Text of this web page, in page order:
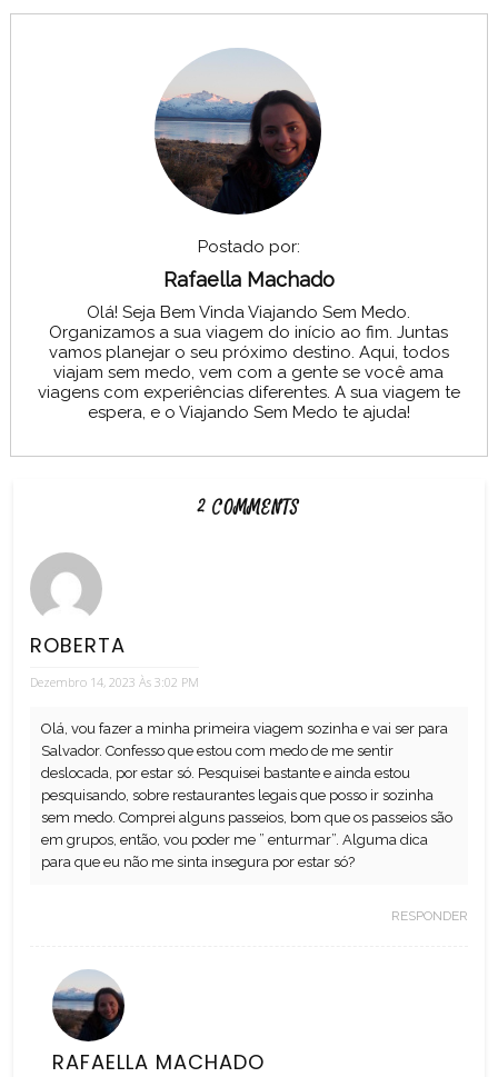
Postado por:
Rafaella Machado
Olá! Seja Bem Vinda Viajando Sem Medo.
Organizamos a sua viagem do início ao fim. Juntas
vamos planejar o seu próximo destino. Aqui, todos
viajam sem medo, vem com a gente se você ama
viagens com experiências diferentes. A sua viagem te
espera, e o Viajando Sem Medo te ajuda!
2 COMMENTS
ROBERTA
Dezembro 14, 2023 Às 3:02 PM
Olá, vou fazer a minha primeira viagem sozinha e vai ser para
Salvador. Confesso que estou com medo de me sentir
deslocada, por estar só. Pesquisei bastante e ainda estou
pesquisando, sobre restaurantes legais que posso ir sozinha
sem medo. Comprei alguns passeios, bom que os passeios são
em grupos, então, vou poder me ” enturmar”. Alguma dica
para que eu não me sinta insegura por estar só?
RESPONDER
RAFAELLA MACHADO